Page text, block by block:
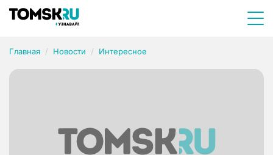
Главная Новости Интересное